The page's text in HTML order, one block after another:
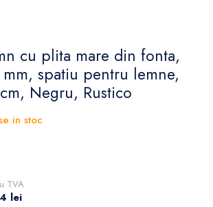
cu plita mare din fonta,
spatiu pentru lemne,
Negru, Rustico
in stoc
TVA
lei